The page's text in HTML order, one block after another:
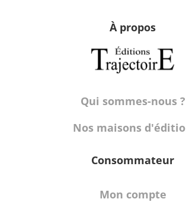
À propos
Qui sommes-nous ?
Nos maisons
Consommateur
Mon compte